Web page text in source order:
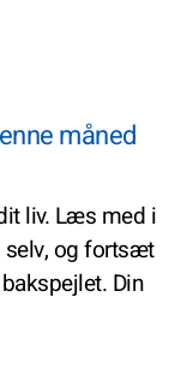
måned
liv. Læs med i
selv, og fortsæt
Din